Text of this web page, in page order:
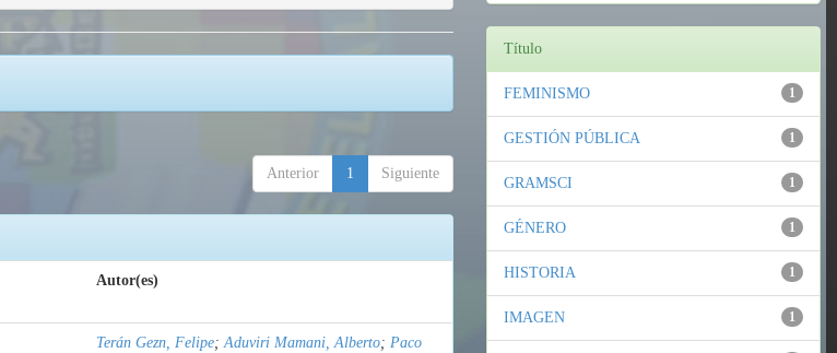
Anterior 1 Siguiente
Autor(es)
Terán Gezn, Felipe;Aduviri Mamani, Alberto; Paco
Título
1
FEMINISMO
1
GESTIÓN PÚBLICA
1
GRAMSCI
1
GÉNERO
1
HISTORIA
1
IMAGEN